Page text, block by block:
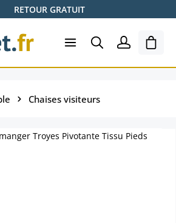
RETOUR GRATUIT
Le
Chaises visiteurs